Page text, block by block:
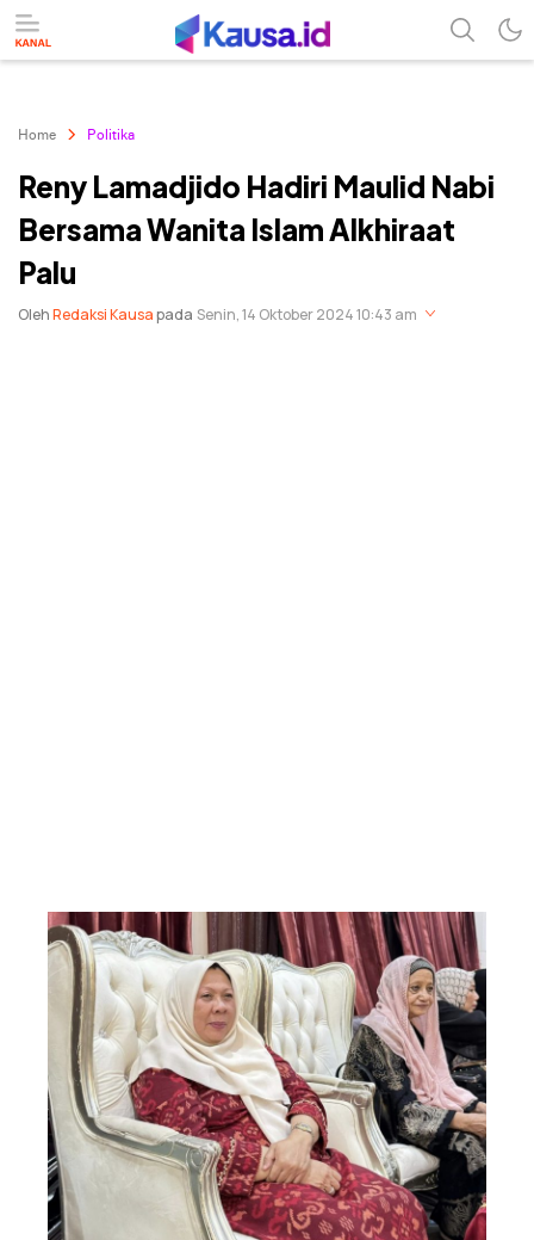
Home Politika
Reny Lamadjido Hadiri Maulid Nabi
Bersama Wanita Islam Alkhiraat
Palu
OlehRedaksi Kausapada Senin, 14 Oktober 2024 10:43 am